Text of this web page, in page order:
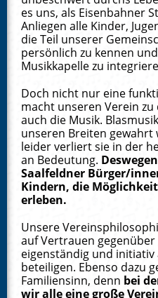
es uns, als Eisenbahner
Anliegen alle Kinder,
die Teil unserer
persönlich zu kennen
Musikkapelle zu
Doch nicht nur eine
macht unseren Verein
auch die Musik.
unseren Breiten gewahrt
leider verliert sie in der
an Bedeutung.
Saalfeldner Bürger/
Kindern, die
erleben.
Unsere
auf Vertrauen
eigenständig und initiativ
beteiligen. Ebenso dazu
Familiensinn, denn bei
wir alle eine große